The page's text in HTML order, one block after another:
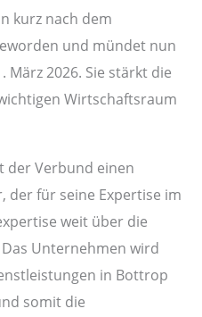
kurz nach dem
und mündet nun
2026. Sie stärkt die
Wirtschaftsraum
der Verbund einen
der für seine Expertise im
weit über die
Unternehmen wird
in Bottrop
somit die